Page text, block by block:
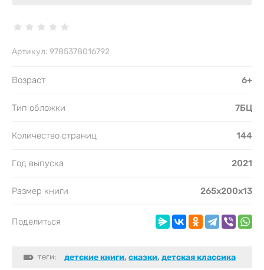
Артикул: 9785378016792
Возраст 6+
Тип обложки 7БЦ
Количество страниц 144
Год выпуска 2021
Размер книги 265х200х13
Поделиться
теги: детские книги, сказки, детская классика